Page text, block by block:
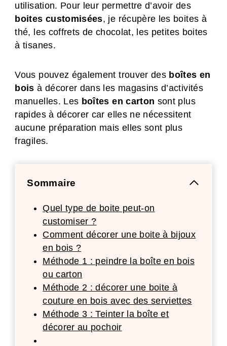
utilisation. Pour leur permettre d’avoir des
boites customisées, je récupère les boites à
thé, les coffrets de chocolat, les petites boites
à tisanes.
Vous pouvez également trouver des boîtes en
bois à décorer dans les magasins d’activités
manuelles. Les boîtes en carton sont plus
rapides à décorer car elles ne nécessitent
aucune préparation mais elles sont plus
fragiles.
Sommaire
Quel type de boite peut-on
customiser ?
Comment décorer une boite à bijoux
en bois ?
Méthode 1 : peindre la boîte en bois
ou carton
Méthode 2 : décorer une boite à
couture en bois avec des serviettes
Méthode 3 : Teinter la boîte et
décorer au pochoir